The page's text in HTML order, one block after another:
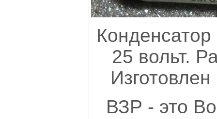
25 вольт.
ВЗР - это